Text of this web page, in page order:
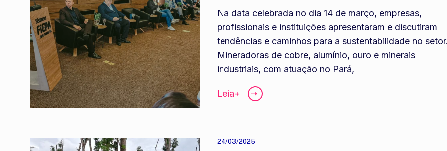
Na data celebrada no dia 14 de março, empresas,
profissionais e instituições apresentaram e discutiram
tendências e caminhos para a sustentabilidade no
Mineradoras de cobre, alumínio, ouro e minerais
industriais, com atuação no Pará,
Leia+ ➝
24/03/2025